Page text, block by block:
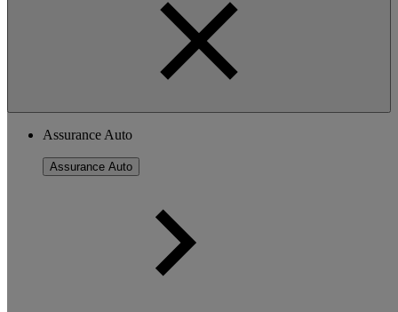
Assurance Auto
Assurance Auto